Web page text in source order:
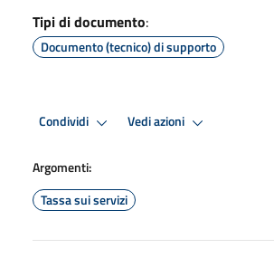
Tipi di documento:
Documento (tecnico) di supporto
Condividi Vedi azioni
Argomenti:
Tassa sui servizi